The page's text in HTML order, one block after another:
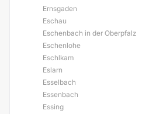
Ernsgaden
Eschau
Eschenbach in der Oberpfalz
Eschenlohe
Eschlkam
Eslarn
Esselbach
Essenbach
Essing